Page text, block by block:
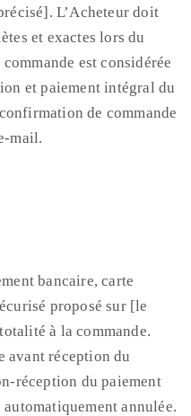
L’Acheteur doit
et exactes lors du
est considérée
et paiement intégral du
de commande
mail.
bancaire, carte
proposé sur [le
à la commande.
avant réception du
réception du paiement
annulée.